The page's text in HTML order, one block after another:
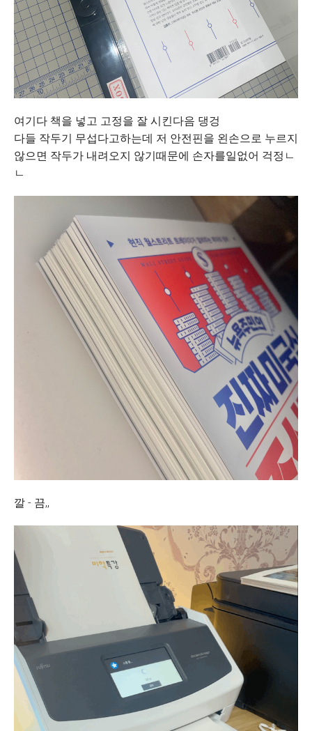
여기다 책을 넣고 고정을 잘 시킨다음 댕겅
다들 작두기 무섭다고하는데 저 안전핀을 왼손으로 누르지
않으면 작두가 내려오지 않기때문에 손자를일없어 걱정ㄴ
ㄴ
깔 - 끔,,